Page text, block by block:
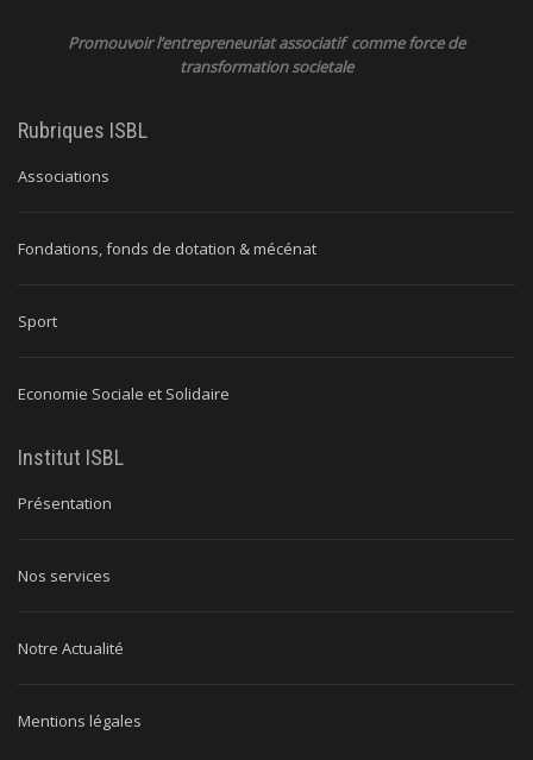
Promouvoir l’entrepreneuriat associatif comme force de
transformation societale
Rubriques ISBL
Associations
Fondations, fonds de dotation & mécénat
Sport
Economie Sociale et Solidaire
Institut ISBL
Présentation
Nos services
Notre Actualité
Mentions légales